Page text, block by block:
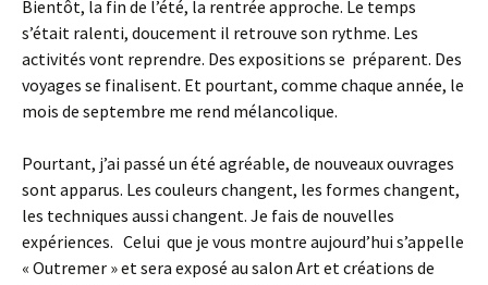
Bientôt, la fin de l’été, la rentrée approche. Le temps
s’était ralenti, doucement il retrouve son rythme. Les
activités vont reprendre. Des expositions se préparent. Des
voyages se finalisent. Et pourtant, comme chaque année, le
mois de septembre me rend mélancolique.
Pourtant, j’ai passé un été agréable, de nouveaux ouvrages
sont apparus. Les couleurs changent, les formes changent,
les techniques aussi changent. Je fais de nouvelles
expériences. Celui que je vous montre aujourd’hui s’appelle
« Outremer » et sera exposé au salon Art et créations de